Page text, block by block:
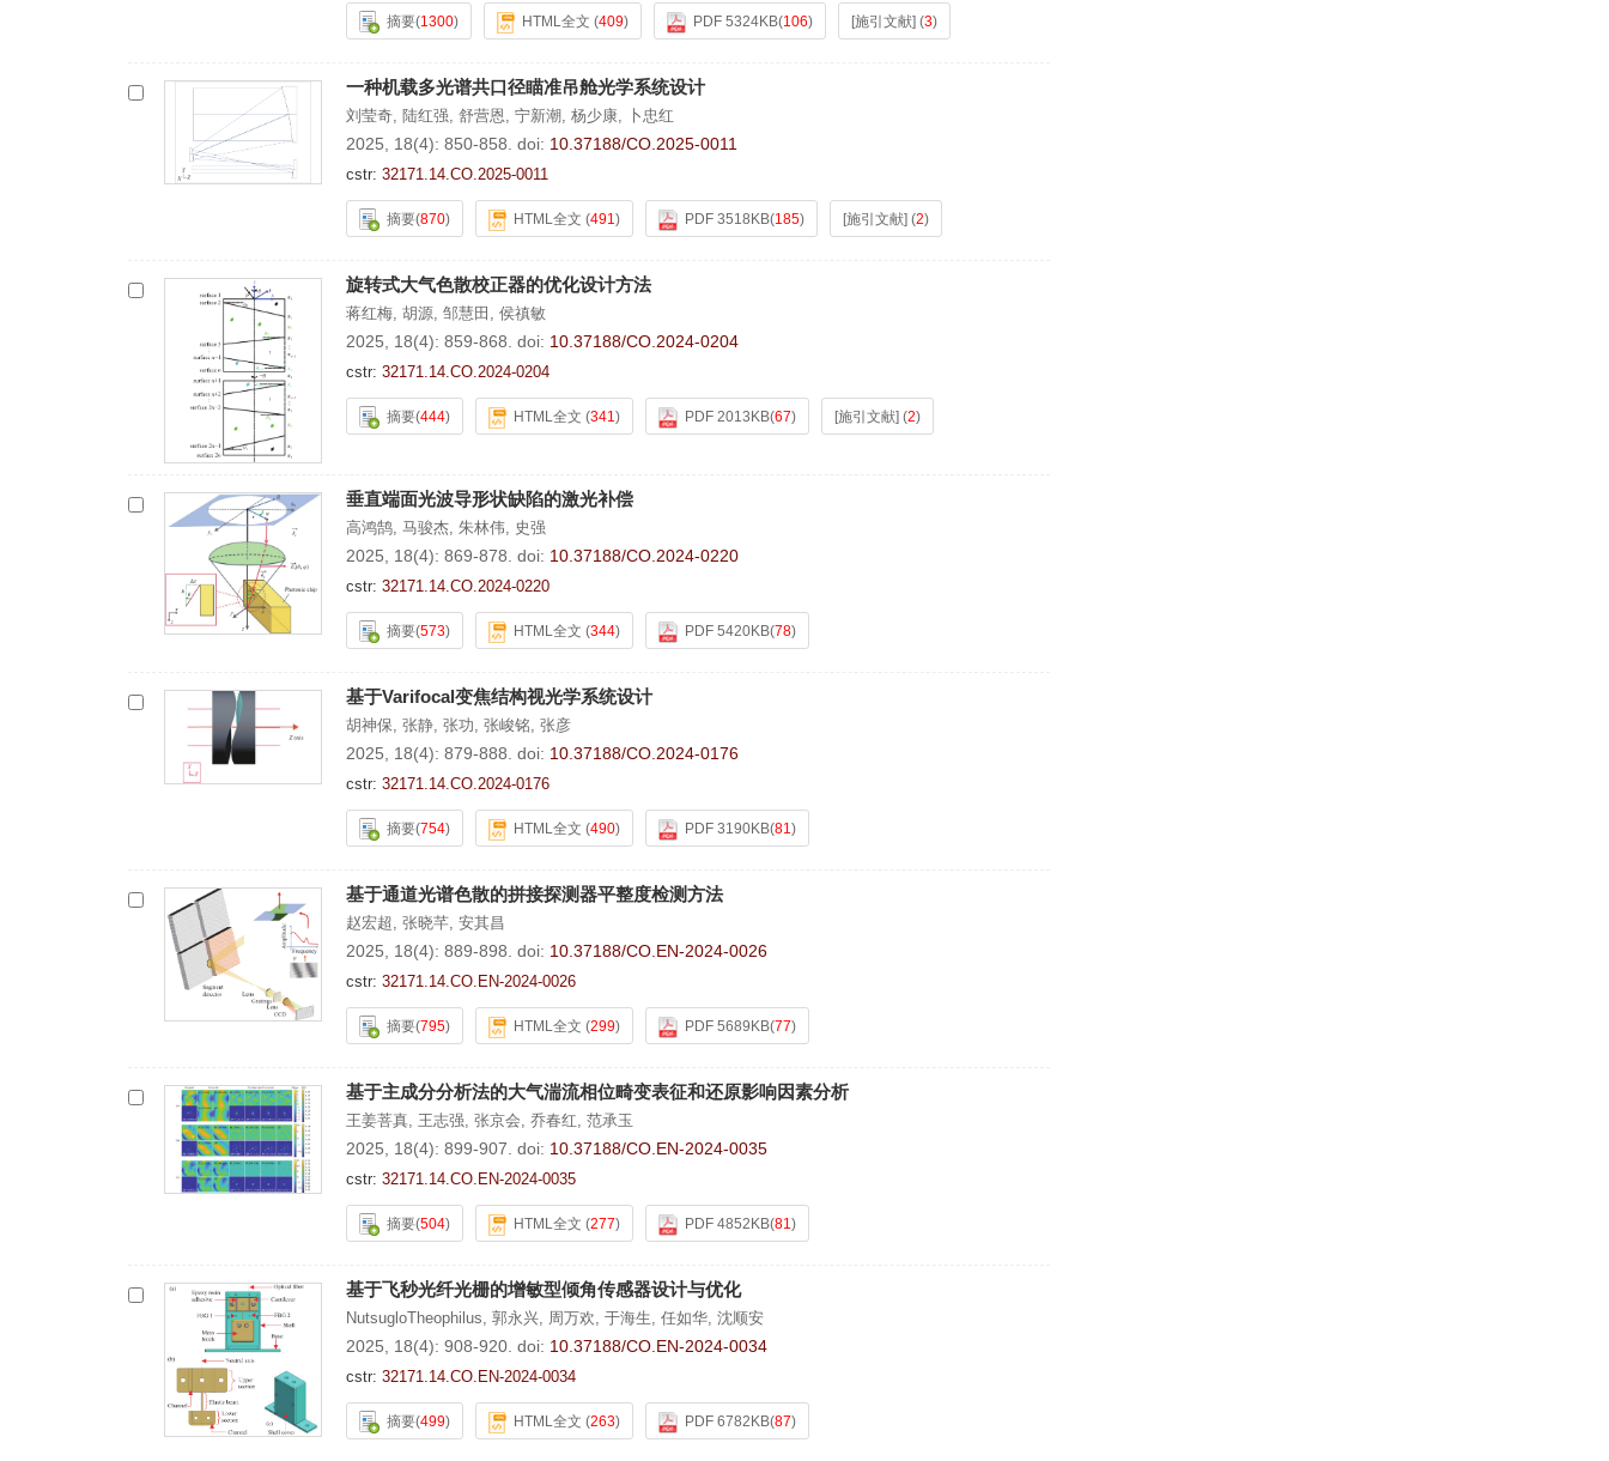
摘要(1300) HTML全文 (409) PDF 5324KB(106) [施引文献] (3)
一种机载多光谱共口径瞄准吊舱光学系统设计
刘莹奇, 陆红强, 舒营恩, 宁新潮, 杨少康, 卜忠红
2025, 18(4): 850-858. doi: 10.37188/CO.2025-0011
cstr: 32171.14.CO.2025-0011
摘要(870) HTML全文 (491) PDF 3518KB(185) [施引文献] (2)
旋转式大气色散校正器的优化设计方法
蒋红梅, 胡源, 邹慧田 , 侯禛敏
2025, 18(4): 859-868. doi: 10.37188/CO.2024-0204
cstr: 32171.14.CO.2024-0204
摘要(444) HTML全文 (341) PDF 2013KB(67) [施引文献] (2)
垂直端面光波导形状缺陷的激光补偿
高鸿鹄 马骏杰 朱林伟 史强
2025, 18(4): 869-878. doi: 10.37188/CO.2024-0220
cstr: 32171.14.CO.2024-0220
摘要(573) HTML全文 (344) PDF 5420KB(78)
基于Varifocal变焦结构视光学系统设计
胡神保 张静 张功 张峻铭 张彦
2025, 18(4): 879-888. doi: 10.37188/CO.2024-0176
cstr: 32171.14.CO.2024-0176
摘要(754) HTML全文 (490) PDF 3190KB(81 )
基于通道光谱色散的拼接探测器平整度检测方法
赵宏超 张晓芊 安其昌
2025, 18(4): 889-898. doi: 10.37188/CO.EN-2024-0026
cstr: 32171.14.CO.EN-2024-0026
摘要(795) HTML全文 (299) PDF 5689KB(77)
基于主成分分析法的大气湍流相位畸变表征和还原影响因素分析
王姜菩真 王志强 张京会 乔春红 范承玉
2025, 18(4): 899-907. doi: 10.37188/CO.EN-2024-0035
cstr: 32171.14.CO.EN-2024-0035
摘要(504) HTML全文 (277) PDF 4852KB(81 )
基于飞秒光纤光栅的增敏型倾角传感器设计与优化
NutsugloTheophilus 郭永兴 周万欢 于海生 任如华 沈顺安
2025, 18(4): 908-920. doi: 10.37188/CO.EN-2024-0034
cstr: 32171.14.CO.EN-2024-0034
摘要(499) HTML全文 (263) PDF 6782KB(87)